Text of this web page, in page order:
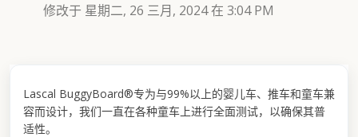
修改于 星期二, 26 三月, 2024 在 3:04 PM
Lascal BuggyBoard®专为与99%以上的婴儿车、推车和童车兼
容而设计，我们一直在各种童车上进行全面测试，以确保其普
适性。